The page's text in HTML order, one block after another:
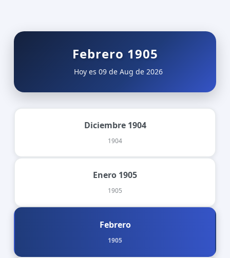
Febrero 1905
Hoy es 09 de Aug de 2026
Diciembre 1904
1904
Enero 1905
1905
Febrero
1905